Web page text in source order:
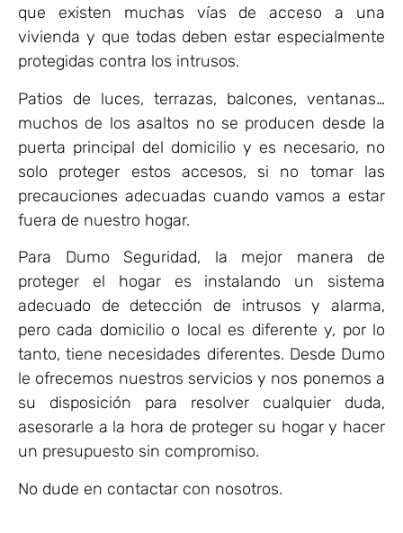
que existen muchas vías de acceso a una
vivienda y que todas deben estar especialmente
protegidas contra los intrusos.
Patios de luces, terrazas, balcones, ventanas…
muchos de los asaltos no se producen desde la
puerta principal del domicilio y es necesario, no
solo proteger estos accesos, si no tomar las
precauciones adecuadas cuando vamos a estar
fuera de nuestro hogar.
Para Dumo Seguridad, la mejor manera de
proteger el hogar es instalando un sistema
adecuado de detección de intrusos y alarma,
pero cada domicilio o local es diferente y, por lo
tanto, tiene necesidades diferentes. Desde Dumo
le ofrecemos nuestros servicios y nos ponemos a
su disposición para resolver cualquier duda,
asesorarle a la hora de proteger su hogar y hacer
un presupuesto sin compromiso.
No dude en contactar con nosotros.